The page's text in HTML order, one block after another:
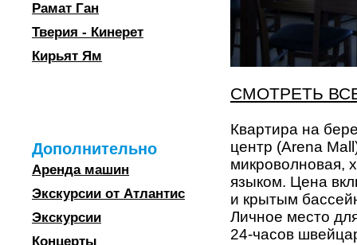
Рамат Ган
Тверия - Кинерет
Кирьят Ям
Дополнительно
Аренда машин
Экскурсии от Атлантис
Экскурсии
Концерты
СМОТРЕТЬ
Квартира на
центр (Arena
микроволновая,
языком. Цена
и крытым
Личное место
24-часов